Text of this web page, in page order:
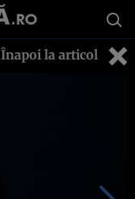
Înapoi la articol